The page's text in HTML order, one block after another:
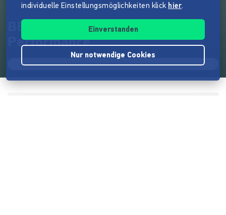
BEFORE I DIE Multidisciplinary
Performance
individuelle Einstellungsmöglichkeiten klick hier.
Einverstanden
Nur notwendige Cookies